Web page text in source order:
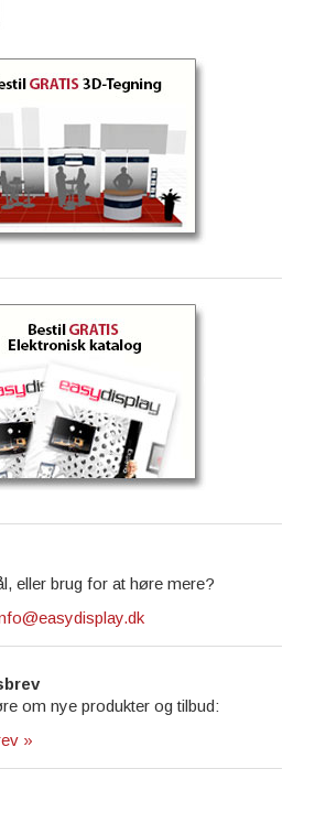
eller brug for at høre mere?
om nye produkter og tilbud:
»